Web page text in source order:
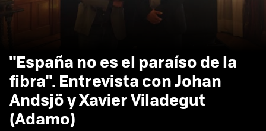
"España no es el paraíso de la
fibra". Entrevista con Johan
Andsjö y Xavier Viladegut
(Adamo)